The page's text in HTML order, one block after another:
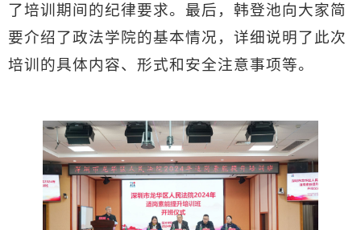
了培训期间的纪律要求。最后，韩登池向大家简
要介绍了政法学院的基本情况，详细说明了此次
培训的具体内容、形式和安全注意事项等。